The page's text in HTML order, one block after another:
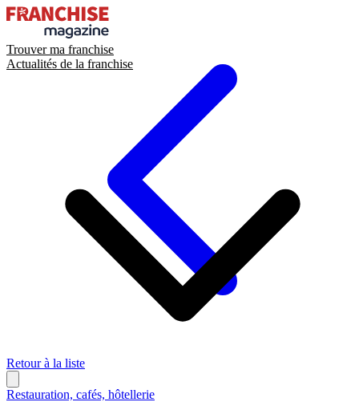
Trouver ma franchise
Actualités de la franchise
Retour à la liste
Restauration, cafés, hôtellerie